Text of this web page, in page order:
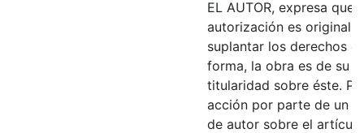
EL AUTOR, expresa
autorización es original
suplantar los derechos
forma, la obra es de su
titularidad sobre éste.
acción por parte de un
de autor sobre el